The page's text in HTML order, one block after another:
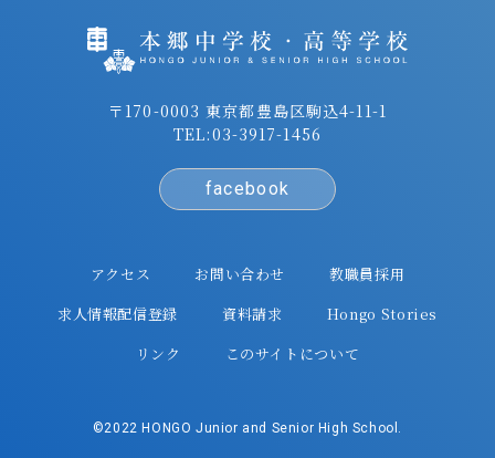
〒170-0003 東京都豊島区駒込4-11-1
TEL:03-3917-1456
facebook
アクセス お問い合わせ
教職員採用
求人情報配信登録
資料請求
Hongo Stories
リンク
このサイトについて
©2022 HONGO Junior and Senior High School.